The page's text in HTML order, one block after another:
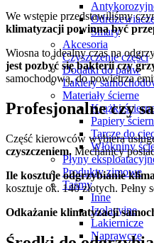
Smary
Akcesoria
Czyszczenie części
Dodatki do paliw
Lakiery
Materiały ścierne
Krążki
Papiery
Tarcze do
Włókniny
Płyny
Produkty zimowe
Taśmy
Inne
Izolacyjne
Lakiernicze
Naprawcze
We wstępie przedstawiliśmy
klimatyzacji powinna być
Wiosna to idealny czas na
jest pozbyć się bakterii czy
samochodową, do powietrza
Profesjonalne czy
Część kierowców wybiera
czyszczeniem. Mechanicy
Ile kosztuje odgrzybianie
kosztuje ok. 140 złotych.
Odkażanie klimatyzacji